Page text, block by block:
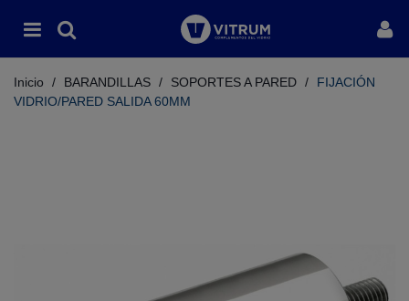
Inicio / BARANDILLAS / SOPORTES A PARED /
FIJACIÓN
VIDRIO/PARED SALIDA 60MM